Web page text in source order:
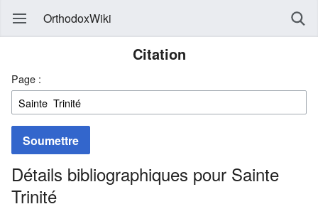
OrthodoxWiki
Citation
Page :
Soumettre
Détails bibliographiques pour Sainte
Trinité